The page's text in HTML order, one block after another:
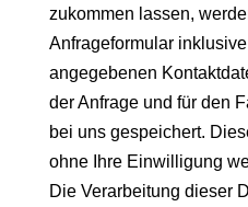
zukommen lassen,
Anfrageformular
angegebenen
der Anfrage und für den
bei uns gespeichert.
ohne Ihre Einwilligung
Die Verarbeitung dieser